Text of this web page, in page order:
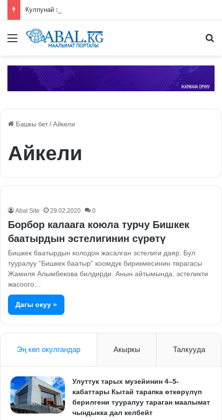
Меню
Башкы бет / Айкели
Айкели
Abal Site 29.02.2020 0
Борбор калаага коюла турчу Бишкек
баатырдын эстелигинин сүрөтү
Бишкек баатырдын колодон жасалган эстелиги даяр. Бул
тууралуу “Бишкек баатыр” коомдук бирикмесинин төрагасы
Жамиля Алымбекова билдирди. Анын айтымында, эстеликти
жасоого…
Дагы окуу »
Эң көп окулгандар Акыркы Талкууда
Улуттук тарых музейинин 4–5-
кабаттары Кытай тарапка өткөрүлүп
берилгени тууралуу тараган маалымат
чындыкка дал келбейт